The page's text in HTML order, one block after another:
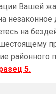
Вашей
незаконное
на
районного
5.